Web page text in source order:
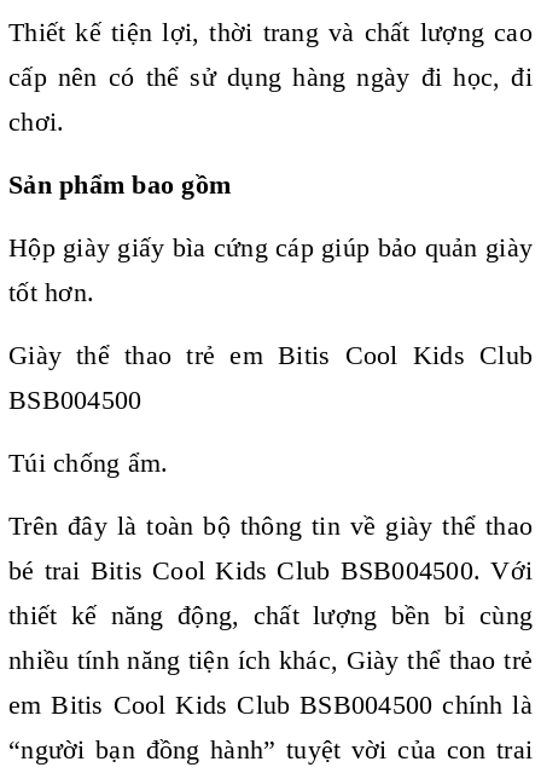
Thiết kế tiện lợi, thời trang và chất lượng cao
cấp nên có thể sử dụng hàng ngày đi học, đi
chơi.
Sản phẩm bao gồm
Hộp giày giấy bìa cứng cáp giúp bảo quản giày
tốt hơn.
Giày thể thao trẻ em Bitis Cool Kids Club
BSB004500
Túi chống ẩm.
Trên đây là toàn bộ thông tin về giày thể thao
bé trai Bitis Cool Kids Club BSB004500. Với
thiết kế năng động, chất lượng bền bỉ cùng
nhiều tính năng tiện ích khác, Giày thể thao trẻ
em Bitis Cool Kids Club BSB004500 chính là
“người bạn đồng hành” tuyệt vời của con trai